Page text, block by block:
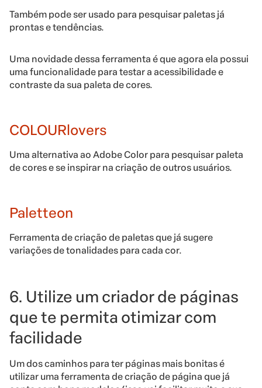
Também pode ser usado para pesquisar paletas já
prontas e tendências.
Uma novidade dessa ferramenta é que agora ela possui
uma funcionalidade para testar a acessibilidade e
contraste da sua paleta de cores.
COLOURlovers
Uma alternativa ao Adobe Color para pesquisar paleta
de cores e se inspirar na criação de outros usuários.
Paletteon
Ferramenta de criação de paletas que já sugere
variações de tonalidades para cada cor.
6. Utilize um criador de páginas
que te permita otimizar com
facilidade
Um dos caminhos para ter páginas mais bonitas é
utilizar uma ferramenta de criação de página que já